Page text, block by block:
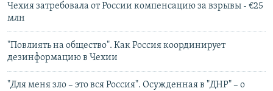
Чехия затребовала от России компенсацию за взрывы - €25
млн
"Повлиять на общество". Как Россия координирует
дезинформацию в Чехии
"Для меня зло – это вся Россия". Осужденная в "ДНР" – о